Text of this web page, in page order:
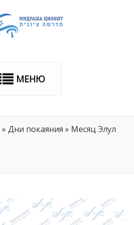
МЕНЮ
» Дни покаяния » Месяц Элул